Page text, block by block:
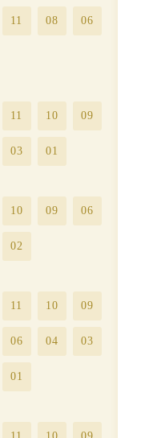
11 08 06
11 10 09
03 01
10 09 06
02
11 10 09
06 04 03
01